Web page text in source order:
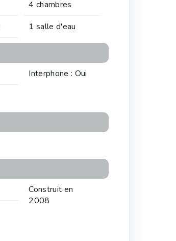
4 chambres
1 salle d'eau
Interphone : Oui
Construit en
2008